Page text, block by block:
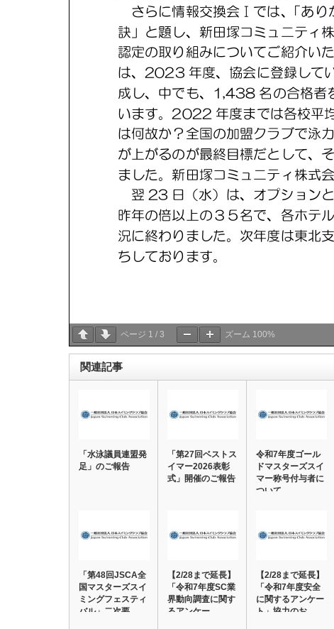
ページ 1 / 3 ズーム 100%
関連記事
「水泳議員連盟発
足」のご報告
「第27回ベストス
イマー2026表彰
式」開催のご報告
令和7年度ゴール
ドマスターズスイ
マー称号付与者に
ついて
「第48回JSCA全
国マスターズスイ
ミングフェスティ
バル」二次要…
【2/28まで延長】
「令和7年度SC業
界動向調査に関す
るアンケー…
【2/28まで延長】
「令和7年度安全
に関するアンケー
ト」協力のお…